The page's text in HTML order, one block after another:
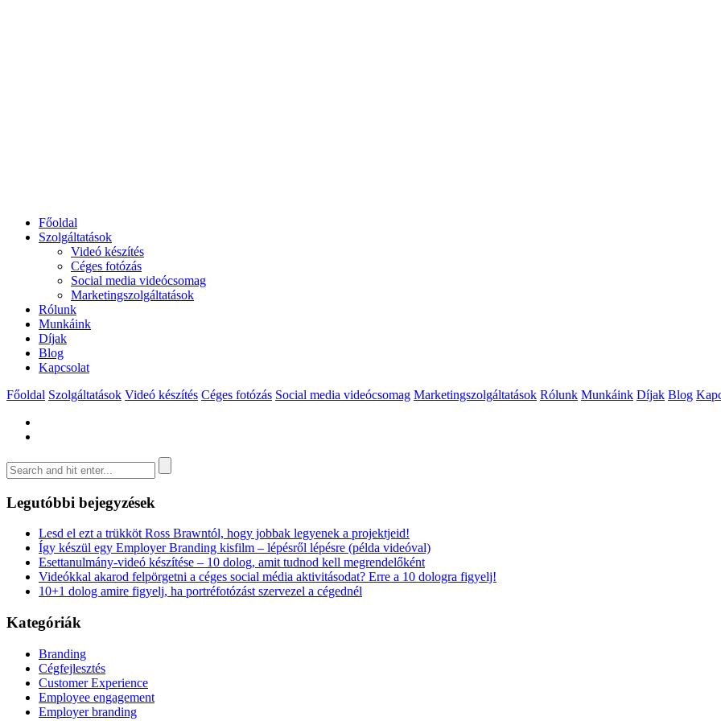
Főoldal
Szolgáltatások
Videó készítés
Céges fotózás
Social media videócsomag
Marketingszolgáltatások
Rólunk
Munkáink
Díjak
Blog
Kapcsolat
Főoldal Szolgáltatások Videó készítés Céges fotózás Social media videócsomag Marketingszolgáltatások Rólunk Munkáink Díjak Blog
Legutóbbi bejegyzések
Lesd el ezt a trükköt Ross Brawntól, hogy jobbak legyenek a projektjeid!
Így készül egy Employer Branding kisfilm – lépésről lépésre (példa videóval)
Esettanulmány-videó készítése – 10 dolog, amit tudnod kell megrendelőként
Videókkal akarod felpörgetni a céges social média aktivitásodat? Erre a 10 dologra figyelj!
10+1 dolog amire figyelj, ha portréfotózást szervezel a cégednél
Kategóriák
Branding
Cégfejlesztés
Customer Experience
Employee engagement
Employer branding